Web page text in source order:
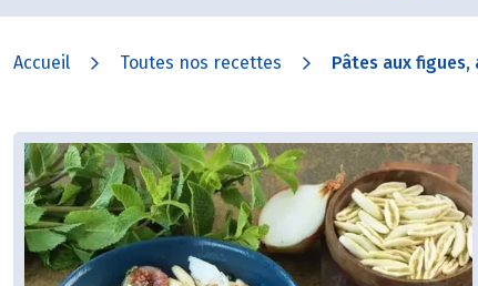
Accueil Toutes nos recettes Pâtes aux figues,